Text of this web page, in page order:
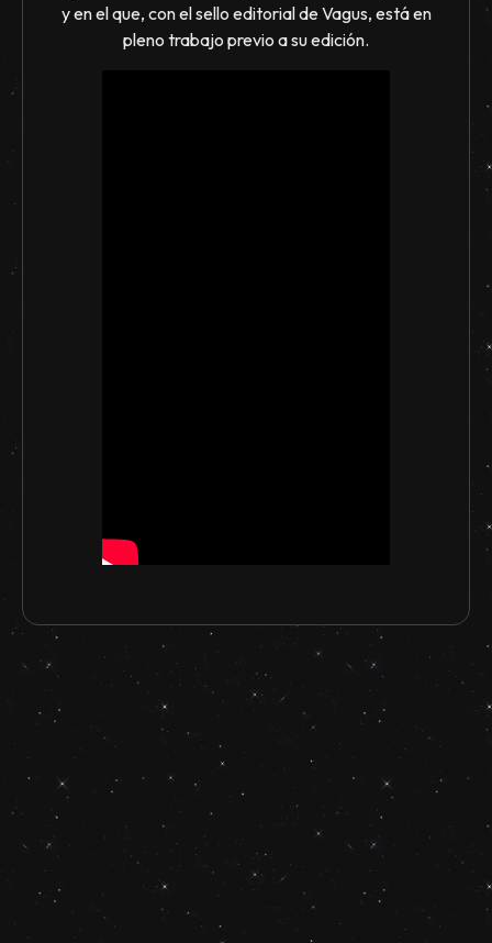
y en el que, con el sello editorial de Vagus, está en
pleno trabajo previo a su edición.